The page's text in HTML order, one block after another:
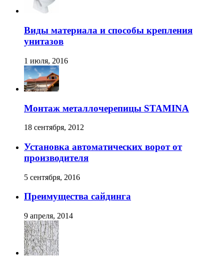
Виды материала и способы крепления
унитазов
1 июля, 2016
Монтаж металлочерепицы STAMINA
18 сентября, 2012
Установка автоматических ворот от
производителя
5 сентября, 2016
Преимущества сайдинга
9 апреля, 2014